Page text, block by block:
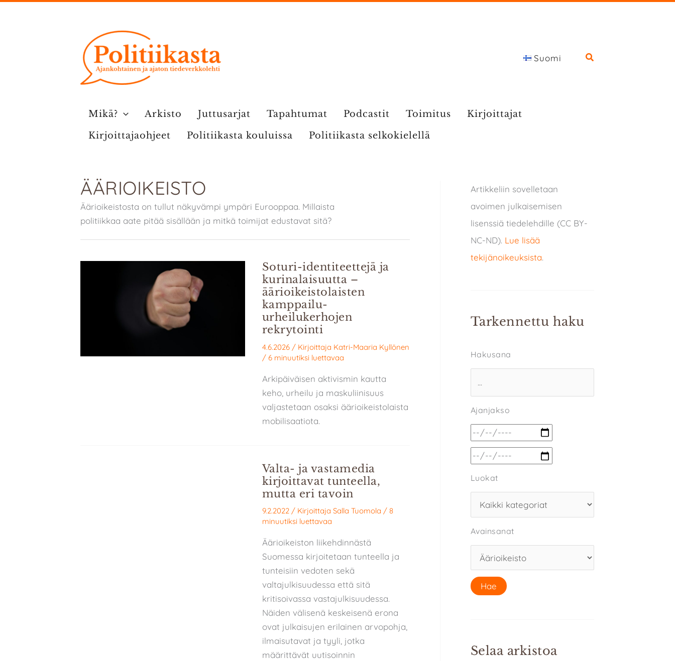
Suomi
Mikä? Arkisto Juttusarjat Tapahtumat Podcastit Toimitus
Kirjoittajat
Kirjoittajaohjeet
Politiikasta kouluissa Politiikasta selkokielellä
ÄÄRIOIKEISTO
Äärioikeistosta on tullut näkyvämpi ympäri Eurooppaa. Millaista
politiikkaa aate pitää sisällään ja mitkä toimijat edustavat sitä?
Soturi-identiteettejä ja
kurinalaisuutta –
äärioikeistolaisten
kamppailu-
urheilukerhojen
rekrytointi
4.6.2026 / Kirjoittaja Katri-Maaria Kyllönen
/ 6 minuutiksi luettavaa
Arkipäiväisen aktivismin kautta
keho, urheilu ja maskuliinisuus
valjastetaan osaksi äärioikeistolaista
mobilisaatiota.
Valta- ja vastamedia
kirjoittavat tunteella,
mutta eri tavoin
9.2.2022 / Kirjoittaja Salla Tuomola / 8
minuutiksi luettavaa
Äärioikeiston liikehdinnästä
Suomessa kirjoitetaan tunteella ja
tunteisiin vedoten sekä
valtajulkisuudessa että sitä
kritisoivassa vastajulkisuudessa.
Näiden välisenä keskeisenä erona
ovat julkaisujen erilainen arvopohja,
ilmaisutavat ja tyyli, jotka
määrittävät uutisoinnin
Artikkeliin sovelletaan
avoimen julkaisemisen
lisenssiä tiedelehdille (CC BY-
NC-ND). Lue lisää
tekijänoikeuksista.
Tarkennettu haku
Hakusana
Ajanjakso
Luokat
Avainsanat
Selaa arkistoa